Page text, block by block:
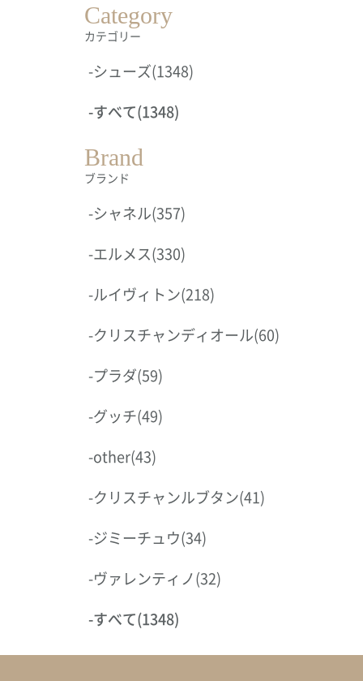
Category
カテゴリー
-シューズ(1348)
-すべて(1348)
Brand
ブランド
-シャネル(357)
-エルメス(330)
-ルイヴィトン(218)
-クリスチャンディオール(60)
-プラダ(59)
-グッチ(49)
-other(43)
-クリスチャンルブタン(41)
-ジミーチュウ(34)
-ヴァレンティノ(32)
-すべて(1348)